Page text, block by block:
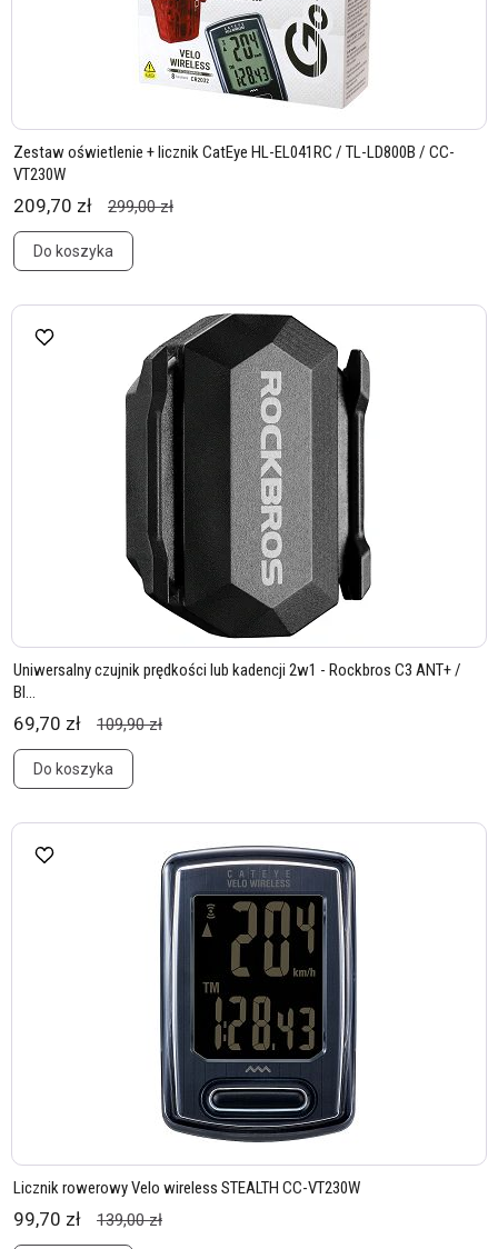
Zestaw oświetlenie + licznik CatEye HL-EL041RC / TL-LD800B / CC-
VT230W
209,70 zł 299,00 zł
Do koszyka
Uniwersalny czujnik prędkości lub kadencji 2w1 - Rockbros C3 ANT+ /
Bl...
69,70 zł 109,90 zł
Do koszyka
Licznik rowerowy Velo wireless STEALTH CC-VT230W
99,70 zł 139,00 zł